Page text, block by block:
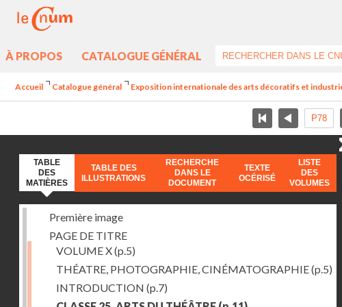
À PROPOS CATALOGUE GÉNÉRAL
Accueil Catalogue général Exposition internationale des arts décoratifs et
TABLE
DES
MATIÈRES
TABLE DES
ILLUSTRATIONS
RECHERCHE
DANS LE
DOCUMENT
TEXTE
OCÉRISÉ
LISTE
DES
VOLUMES
Première image
PAGE DE TITRE
VOLUME X(p.5)
THÉATRE, PHOTOGRAPHIE, CINÉMATOGRAPHIE(p.5)
INTRODUCTION (p.7)